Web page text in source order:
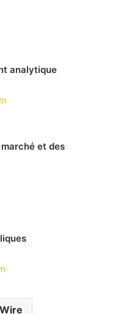
analytique
et des